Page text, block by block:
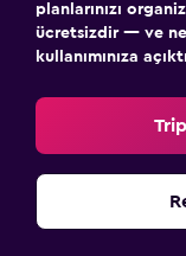
planlarınızı
ücretsizdir — ve
kullanımınıza